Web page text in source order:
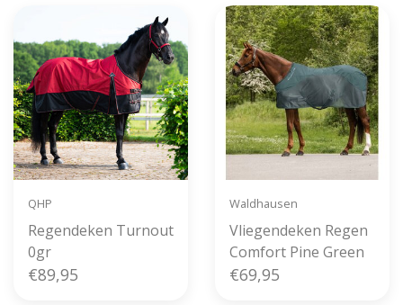
QHP
Regendeken Turnout
0gr
€89,95
Waldhausen
Vliegendeken Regen
Comfort Pine Green
€69,95